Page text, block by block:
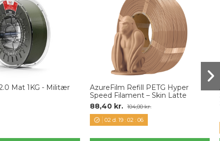
Mat 1KG - Militær
AzureFilm Refill PETG Hyper
Speed Filament – Skin Latte
88,40 kr. 104,00 kr.
02 d. 19 :02 :05